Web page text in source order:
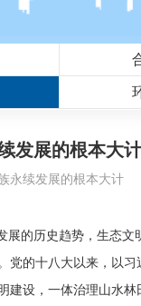
发展的根本大
永续发展的根本大计
展的历史趋势，生态文
党的十八大以来，以习
建设，一体治理山水林